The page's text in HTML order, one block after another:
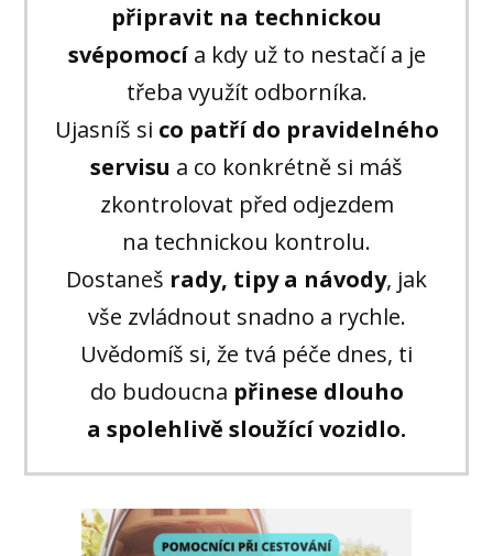
připravit na technickou
svépomocía kdy už to nestačí a je
třeba využít odborníka.
Ujasníš si co patří do pravidelného
servisu a co konkrétně si máš
zkontrolovat před odjezdem
na technickou kontrolu.
Dostaneš rady, tipy a návody, jak
vše zvládnout snadno a rychle.
Uvědomíš si, že tvá péče dnes, ti
do budoucna přinese dlouho
a spolehlivě sloužící vozidlo.